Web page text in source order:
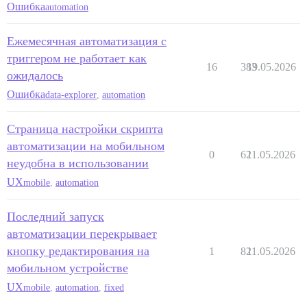
Ошибкаautomation
Ежемесячная автоматизация с
триггером не работает как
ожидалось
Ошибкаdata-explorer automation
16 383
19.05.2026
Страница настройки скрипта
автоматизации на мобильном
неудобна в использовании
UXmobile automation
0 6211.05.2026
Последний запуск
автоматизации перекрывает
кнопку редактирования на
мобильном устройстве
UXmobile automation fixed
1 8211.05.2026